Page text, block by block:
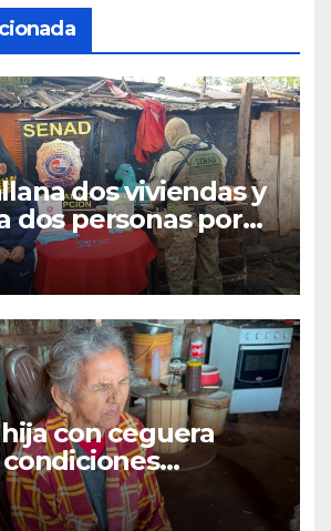
dos viviendas y
dos personas por
microtráfico en
con ceguera
y vecinos impulsan
solidaria para